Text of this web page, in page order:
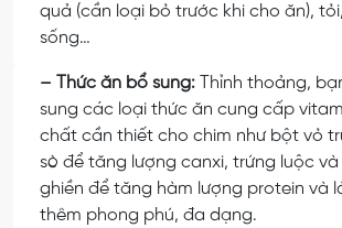
quả (cần loại bỏ trước khi cho ăn),
sống…
– Thức ăn bổ sung: Thỉnh thoảng,
sung các loại thức ăn cung cấp
chất cần thiết cho chim như bột vỏ
sò để tăng lượng canxi, trứng luộc
ghiền để tăng hàm lượng protein và
thêm phong phú, đa dạng.